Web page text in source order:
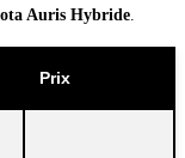
Auris Hybride.
Prix